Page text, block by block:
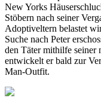
New Yorks
Stöbern nach seiner
Adoptiveltern belastet
Suche nach Peter
den Täter mithilfe seiner
entwickelt er bald zur
Man-Outfit.